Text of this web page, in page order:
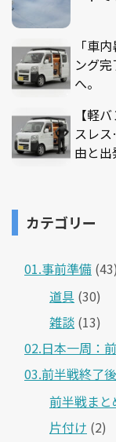
「車
ング
へ。
【軽
スレ
由と出
カテゴリー
01.事前準備 (43)
道具 (30)
雑談 (13)
02.日本一周：
03.前半戦終了後
前半戦まと
片付け (2)